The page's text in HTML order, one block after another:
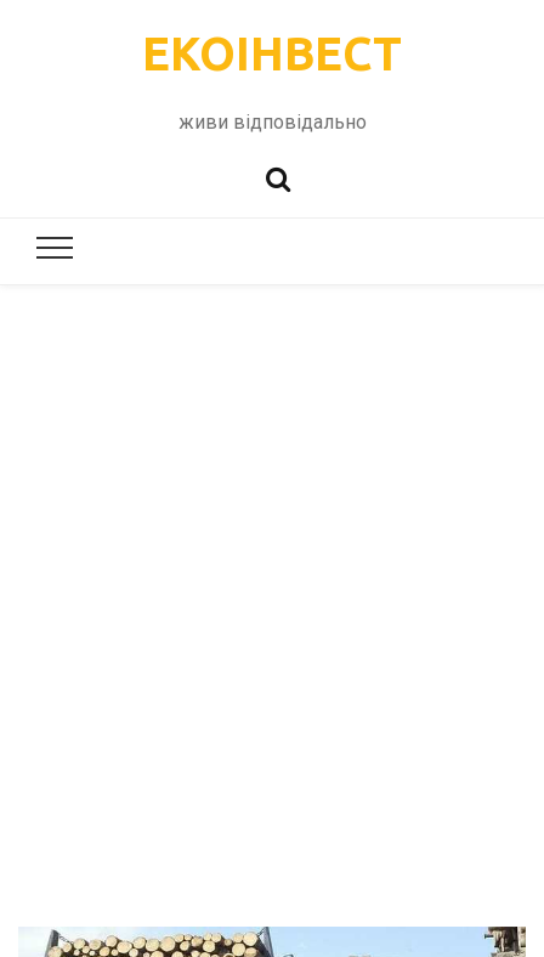
ЕКОІНВЕСТ
живи відповідально